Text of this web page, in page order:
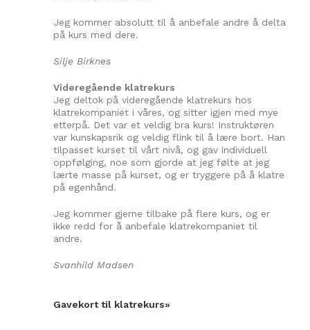
Jeg kommer absolutt til å anbefale andre å delta
på kurs med dere.
Silje Birknes
Videregående klatrekurs
Jeg deltok på videregående klatrekurs hos
klatrekompaniet i våres, og sitter igjen med mye
etterpå. Det var et veldig bra kurs! Instruktøren
var kunskapsrik og veldig flink til å lære bort. Han
tilpasset kurset til vårt nivå, og gav individuell
oppfølging, noe som gjorde at jeg følte at jeg
lærte masse på kurset, og er tryggere på å klatre
på egenhånd.
Jeg kommer gjerne tilbake på flere kurs, og er
ikke redd for å anbefale klatrekompaniet til
andre.
Svanhild Madsen
Gavekort til klatrekurs»